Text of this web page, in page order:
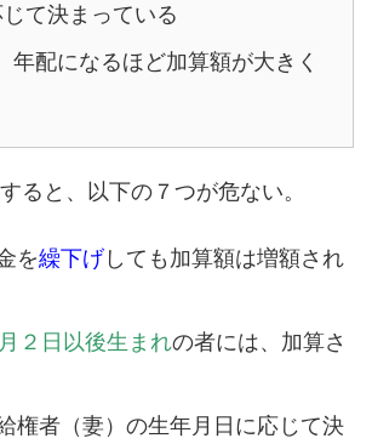
て決まっている
配になるほど加算額が大きく
ると、以下の７つが危ない。
を繰下げしても加算額は増額され
２日以後生まれの者には、加算さ
権者（妻）の生年月日に応じて決